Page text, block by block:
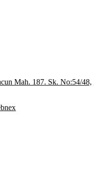
Mah. 187. Sk. No:54/48,